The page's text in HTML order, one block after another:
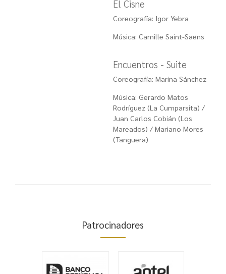
El Cisne
Coreografía: Igor Yebra
Música: Camille Saint-Saëns
Encuentros - Suite
Coreografía: Marina Sánchez
Música: Gerardo Matos
Rodríguez (La Cumparsita) /
Juan Carlos Cobián (Los
Mareados) / Mariano Mores
(Tanguera)
Patrocinadores